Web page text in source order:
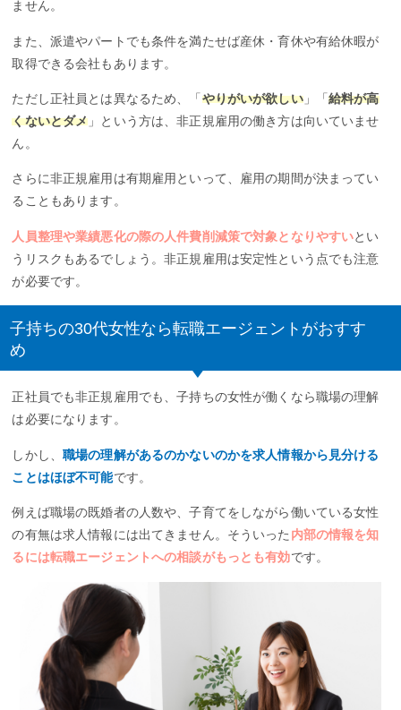
ません。
また、派遣やパートでも条件を満たせば産休・育休や有給休暇が
取得できる会社もあります。
ただし正社員とは異なるため、「 やりがいが欲しい」「給料が高
くないとダメ 」という方は、非正規雇用の働き方は向いていませ
ん。
さらに非正規雇用は有期雇用といって、雇用の期間が決まってい
ることもあります。
人員整理や業績悪化の際の人件費削減策で対象となりやすいとい
うリスクもあるでしょう。非正規雇用は安定性という点でも注意
が必要です。
子持ちの30代女性なら転職エージェントがおすす
め
正社員でも非正規雇用でも、子持ちの女性が働くなら職場の理解
は必要になります。
しかし、職場の理解があるのかないのかを求人情報から見分ける
ことはほぼ不可能です。
例えば職場の既婚者の人数や、子育てをしながら働いている女性
の有無は求人情報には出てきません。そういった 内部の情報を知
るには転職エージェントへの相談がもっとも有効です。